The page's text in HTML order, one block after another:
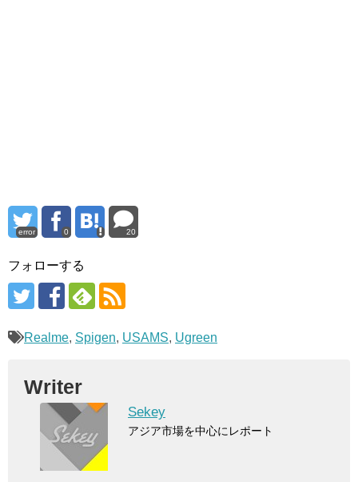
error 0 20
フォローする
Realme, Spigen, USAMS, Ugreen
Writer
Sekey
アジア市場を中心にレポート